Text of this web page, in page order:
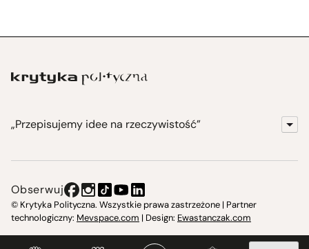
„Przepisujemy idee na rzeczywistość”
Instytut Krytyki Politycznej
Obserwuj
© Krytyka Polityczna. Wszystkie prawa zastrzeżone | Partner
technologiczny: Mevspace.com | Design: Ewastanczak.com